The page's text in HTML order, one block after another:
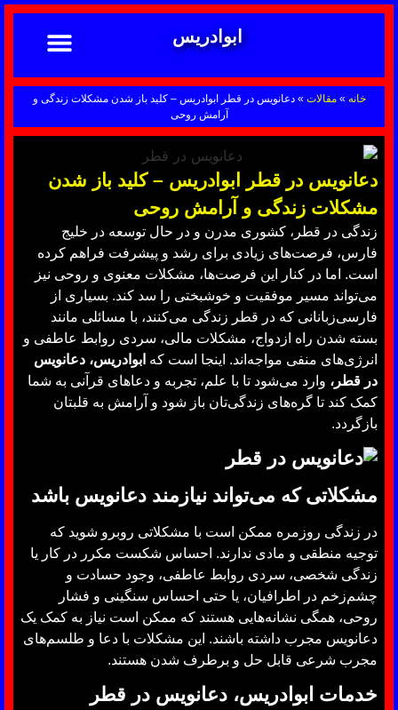
ابوادریس
خانه »مقالات »دعانویس در قطر ابوادریس – کلید باز شدن مشکلات زندگی و
آرامش روحی
دعانویس در قطر ابوادریس – کلید باز شدن
مشکلات زندگی و آرامش روحی
زندگی در قطر، کشوری مدرن و در حال توسعه در خلیج
فارس، فرصت‌های زیادی برای رشد و پیشرفت فراهم کرده
است. اما در کنار این فرصت‌ها، مشکلات معنوی و روحی نیز
می‌تواند مسیر موفقیت و خوشبختی را سد کند. بسیاری از
فارسی‌زبانانی که در قطر زندگی می‌کنند، با مسائلی مانند
بسته شدن راه ازدواج، مشکلات مالی، سردی روابط عاطفی و
انرژی‌های منفی مواجه‌اند. اینجا است که ابوادریس، دعانویس
در قطر، وارد می‌شود تا با علم، تجربه و دعاهای قرآنی به شما
کمک کند تا گره‌های زندگی‌تان باز شود و آرامش به قلبتان
بازگردد.
مشکلاتی که می‌تواند نیازمند دعانویس باشد
در زندگی روزمره ممکن است با مشکلاتی روبرو شوید که
توجیه منطقی و مادی ندارند. احساس شکست مکرر در کار یا
زندگی شخصی، سردی روابط عاطفی، وجود حسادت و
چشم‌زخم در اطرافیان، یا حتی احساس سنگینی و فشار
روحی، همگی نشانه‌هایی هستند که ممکن است نیاز به کمک یک
دعانویس مجرب داشته باشند. این مشکلات با دعا و طلسم‌های
مجرب شرعی قابل حل و برطرف شدن هستند.
خدمات ابوادریس، دعانویس در قطر